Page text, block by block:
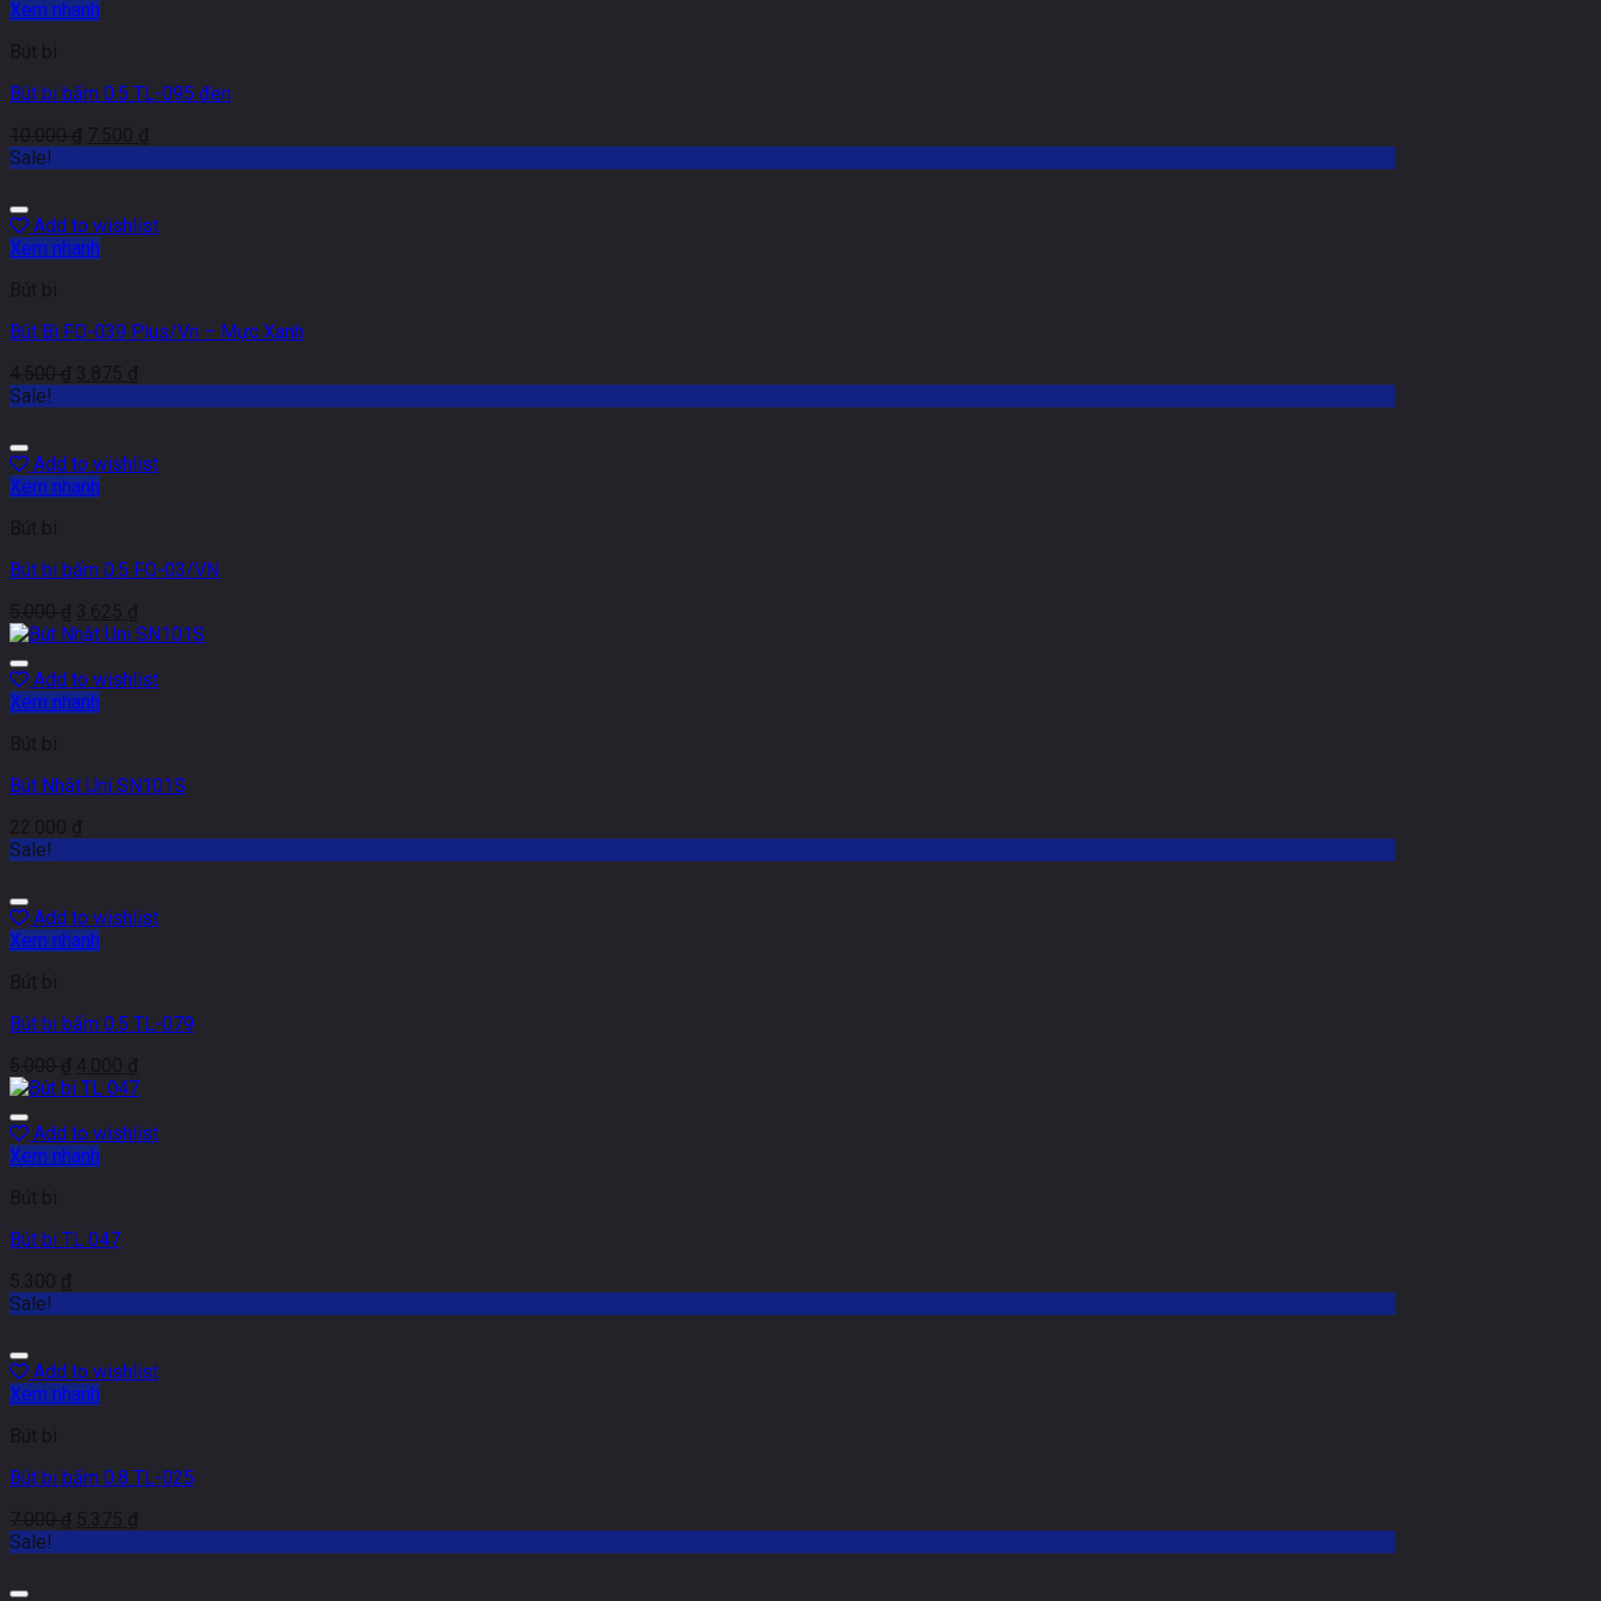
Xem nhanh
Bút bi
Bút bi bấm 0.5 TL-095 đen
10.000₫ 7.500 ₫
Sale!
Add to wishlist
Xem nhanh
Bút bi
Bút Bi FO-039 Plus/Vn – Mực Xanh
4.500₫ 3.875 ₫
Sale!
Add to wishlist
Xem nhanh
Bút bi
Bút bi bấm 0.5 FO-03/VN
5.000₫ 3.625 ₫
Add to wishlist
Xem nhanh
Bút bi
Bút Nhật Uni SN101S
22.000 ₫
Sale!
Add to wishlist
Xem nhanh
Bút bi
Bút bi bấm 0.5 TL-079
5.000₫ 4.000 ₫
Add to wishlist
Xem nhanh
Bút bi
Bút bi TL 047
5.300 ₫
Sale!
Add to wishlist
Xem nhanh
Bút bi
Bút bi bấm 0.8 TL-025
7.000₫ 5.375 ₫
Sale!